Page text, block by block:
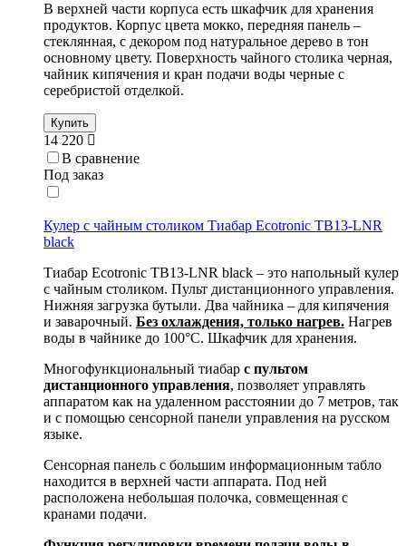
В верхней части корпуса есть шкафчик для хранения
продуктов. Корпус цвета мокко, передняя панель –
стеклянная, с декором под натуральное дерево в тон
основному цвету. Поверхность чайного столика черная,
чайник кипячения и кран подачи воды черные с
серебристой отделкой.
Купить
14 220
В сравнение
Под заказ
Кулер с чайным столиком Тиабар Ecotronic TB13-LNR
black
Тиабар Ecotronic TB13-LNR black – это напольный кулер
с чайным столиком. Пульт дистанционного управления.
Нижняя загрузка бутыли. Два чайника – для кипячения
и заварочный. Без охлаждения, только нагрев. Нагрев
воды в чайнике до 100°С. Шкафчик для хранения.
Многофункциональный тиабар с пультом
дистанционного управления, позволяет управлять
аппаратом как на удаленном расстоянии до 7 метров, так
и с помощью сенсорной панели управления на русском
языке.
Сенсорная панель с большим информационным табло
находится в верхней части аппарата. Под ней
расположена небольшая полочка, совмещенная с
кранами подачи.